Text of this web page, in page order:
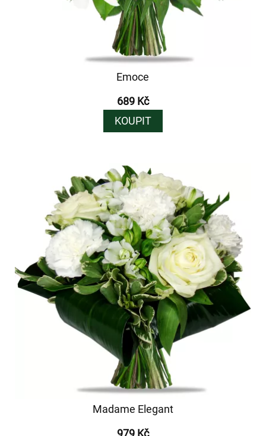
Emoce
689 Kč
KOUPIT
Madame Elegant
979 Kč